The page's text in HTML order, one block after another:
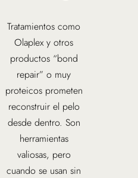
Tratamientos como
Olaplex y otros
productos “bond
repair” o muy
proteicos prometen
reconstruir el pelo
desde dentro. Son
herramientas
valiosas, pero
cuando se usan sin